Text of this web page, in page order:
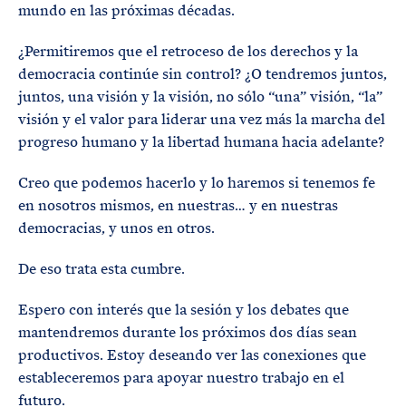
mundo en las próximas décadas.
¿Permitiremos que el retroceso de los derechos y la
democracia continúe sin control? ¿O tendremos juntos,
juntos, una visión y la visión, no sólo “una” visión, “la”
visión y el valor para liderar una vez más la marcha del
progreso humano y la libertad humana hacia adelante?
Creo que podemos hacerlo y lo haremos si tenemos fe
en nosotros mismos, en nuestras… y en nuestras
democracias, y unos en otros.
De eso trata esta cumbre.
Espero con interés que la sesión y los debates que
mantendremos durante los próximos dos días sean
productivos. Estoy deseando ver las conexiones que
estableceremos para apoyar nuestro trabajo en el
futuro.